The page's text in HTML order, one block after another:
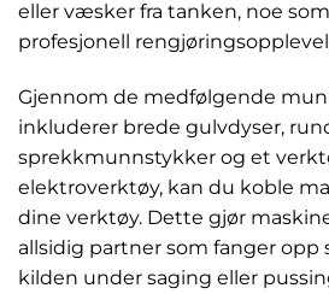
eller væsker fra tanken, noe
profesjonell
Gjennom de medfølgende
inkluderer brede gulvdyser,
sprekkmunnstykker og et
elektroverktøy, kan du koble
dine verktøy. Dette gjør
allsidig partner som fanger opp
kilden under saging eller